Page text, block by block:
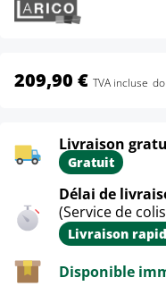
209,90 € TVA incluse
Livraison
Gratuit
Délai de
(Service de
Livraison
Disponible